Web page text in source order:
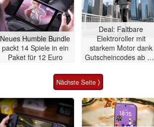
Neues Humble Bundle
packt 14 Spiele in ein
Paket für 12 Euro
Deal: Faltbare
Elektroroller mit
starkem Motor dank
Gutscheincodes ab nur
Nächste Seite ⟩